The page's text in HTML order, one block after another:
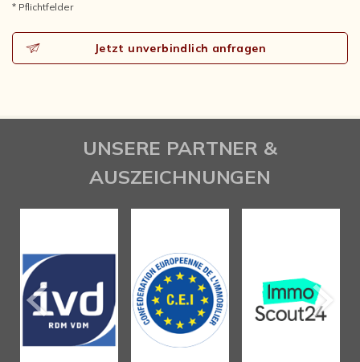
* Pflichtfelder
Jetzt unverbindlich anfragen
UNSERE PARTNER &
AUSZEICHNUNGEN